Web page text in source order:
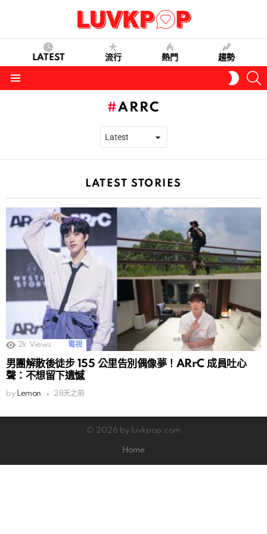
LATEST 流行 熱門 趨勢
SKIN
ARRC
LATEST STORIES
2k Views 電視
男團解散後徒步 155 公里告別偶像夢！ARrC 成員吐心
聲：不想留下遺憾
by Lemon 28天之前
© 2026 by luvkpop.com
Home